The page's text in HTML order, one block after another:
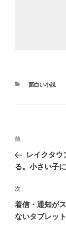
カ
面白い小説
投
ナ
ゲ
ー
シ
前
の
投
前
レイクタ
る。小さい子
次
の
投
次
着信・通知が
ないタブレッ